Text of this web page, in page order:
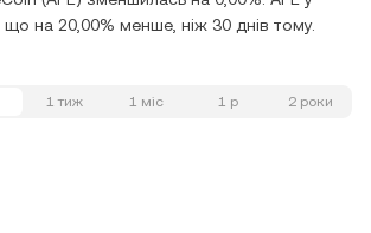
на 20,00% менше, ніж 30 днів тому.
1 тиж 1 міс 1 р 2 роки